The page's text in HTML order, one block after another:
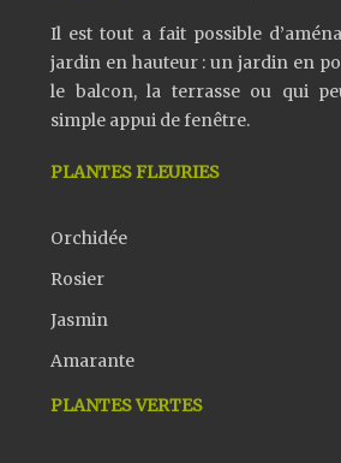
Il est tout a fait possible
jardin en hauteur : un jardin en
le balcon, la terrasse ou qui
simple appui de fenêtre.
PLANTES FLEURIES
Orchidée
Rosier
Jasmin
Amarante
PLANTES VERTES